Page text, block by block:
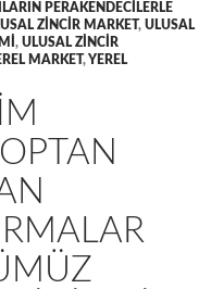
PERAKENDECILERLE
ZINCIR MARKET, ULUSAL
, ULUSAL ZINCIR
MARKET,YEREL